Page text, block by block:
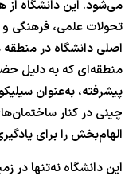
می‌شود. این دانشگاه
تحولات علمی،
اصلی دانشگاه در
منطقه‌ای که به دلیل
پیشرفته، به‌عنوان
چینی در کنار
الهام‌بخش را برای
این دانشگاه نه‌تنها در